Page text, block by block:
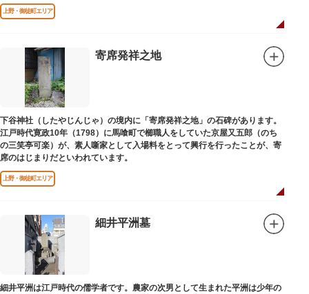
上野・御徒町エリア
寄席発祥之地
下谷神社（したやじんじゃ）の境内に「寄席発祥之地」の石碑があります。
江戸時代寛政10年（1798）に馬喰町で櫛職人をしていた京屋又五郎（のち
の三笑亭可楽）が、素人噺家として入場料をとって興行を行ったことが、寄
席のはじまりだといわれています。
上野・御徒町エリア
細井平洲墓
細井平洲は江戸時代の儒学者です。農家の次男として生まれた平洲は少年の